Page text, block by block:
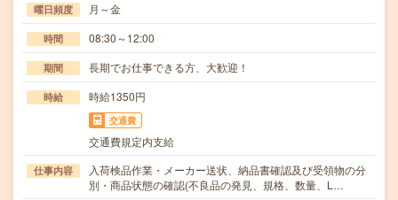
曜日頻度 月～金
時間 08:30～12:00
期間 長期でお仕事できる方、大歓迎！
時給 時給1350円
交通費
交通費規定内支給
仕事内容
入荷検品作業・メーカー送状、納品書確認及び受領物の分
別・商品状態の確認(不良品の発見、規格、数量、L…